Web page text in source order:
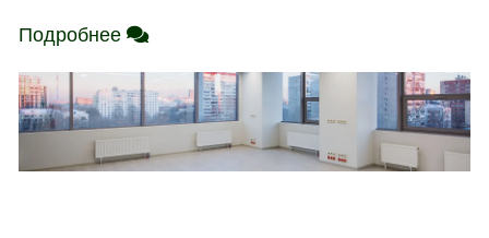
Подробнее